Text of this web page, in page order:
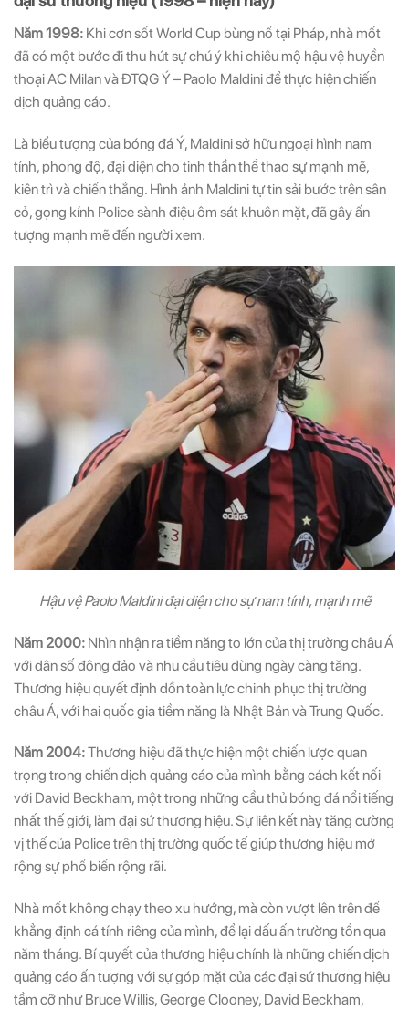
Năm 1998: Khi cơn sốt World Cup bùng nổ tại Pháp, nhà mốt
đã có một bước đi thu hút sự chú ý khi chiêu mộ hậu vệ huyền
thoại AC Milan và ĐTQG Ý – Paolo Maldini để thực hiện chiến
dịch quảng cáo.
Là biểu tượng của bóng đá Ý, Maldini sở hữu ngoại hình nam
tính, phong độ, đại diện cho tinh thần thể thao sự mạnh mẽ,
kiên trì và chiến thắng. Hình ảnh Maldini tự tin sải bước trên sân
cỏ, gọng kính Police sành điệu ôm sát khuôn mặt, đã gây ấn
tượng mạnh mẽ đến người xem.
Hậu vệ Paolo Maldini đại diện cho sự nam tính, mạnh mẽ
Năm 2000: Nhìn nhận ra tiềm năng to lớn của thị trường châu Á
với dân số đông đảo và nhu cầu tiêu dùng ngày càng tăng.
Thương hiệu quyết định dồn toàn lực chinh phục thị trường
châu Á, với hai quốc gia tiềm năng là Nhật Bản và Trung Quốc.
Năm 2004:Thương hiệu đã thực hiện một chiến lược quan
trọng trong chiến dịch quảng cáo của mình bằng cách kết nối
với David Beckham, một trong những cầu thủ bóng đá nổi tiếng
nhất thế giới, làm đại sứ thương hiệu. Sự liên kết này tăng cường
vị thế của Police trên thị trường quốc tế giúp thương hiệu mở
rộng sự phổ biến rộng rãi.
Nhà mốt không chạy theo xu hướng, mà còn vượt lên trên để
khẳng định cá tính riêng của mình, để lại dấu ấn trường tồn qua
năm tháng. Bí quyết của thương hiệu chính là những chiến dịch
quảng cáo ấn tượng với sự góp mặt của các đại sứ thương hiệu
tầm cỡ như Bruce Willis, George Clooney, David Beckham,